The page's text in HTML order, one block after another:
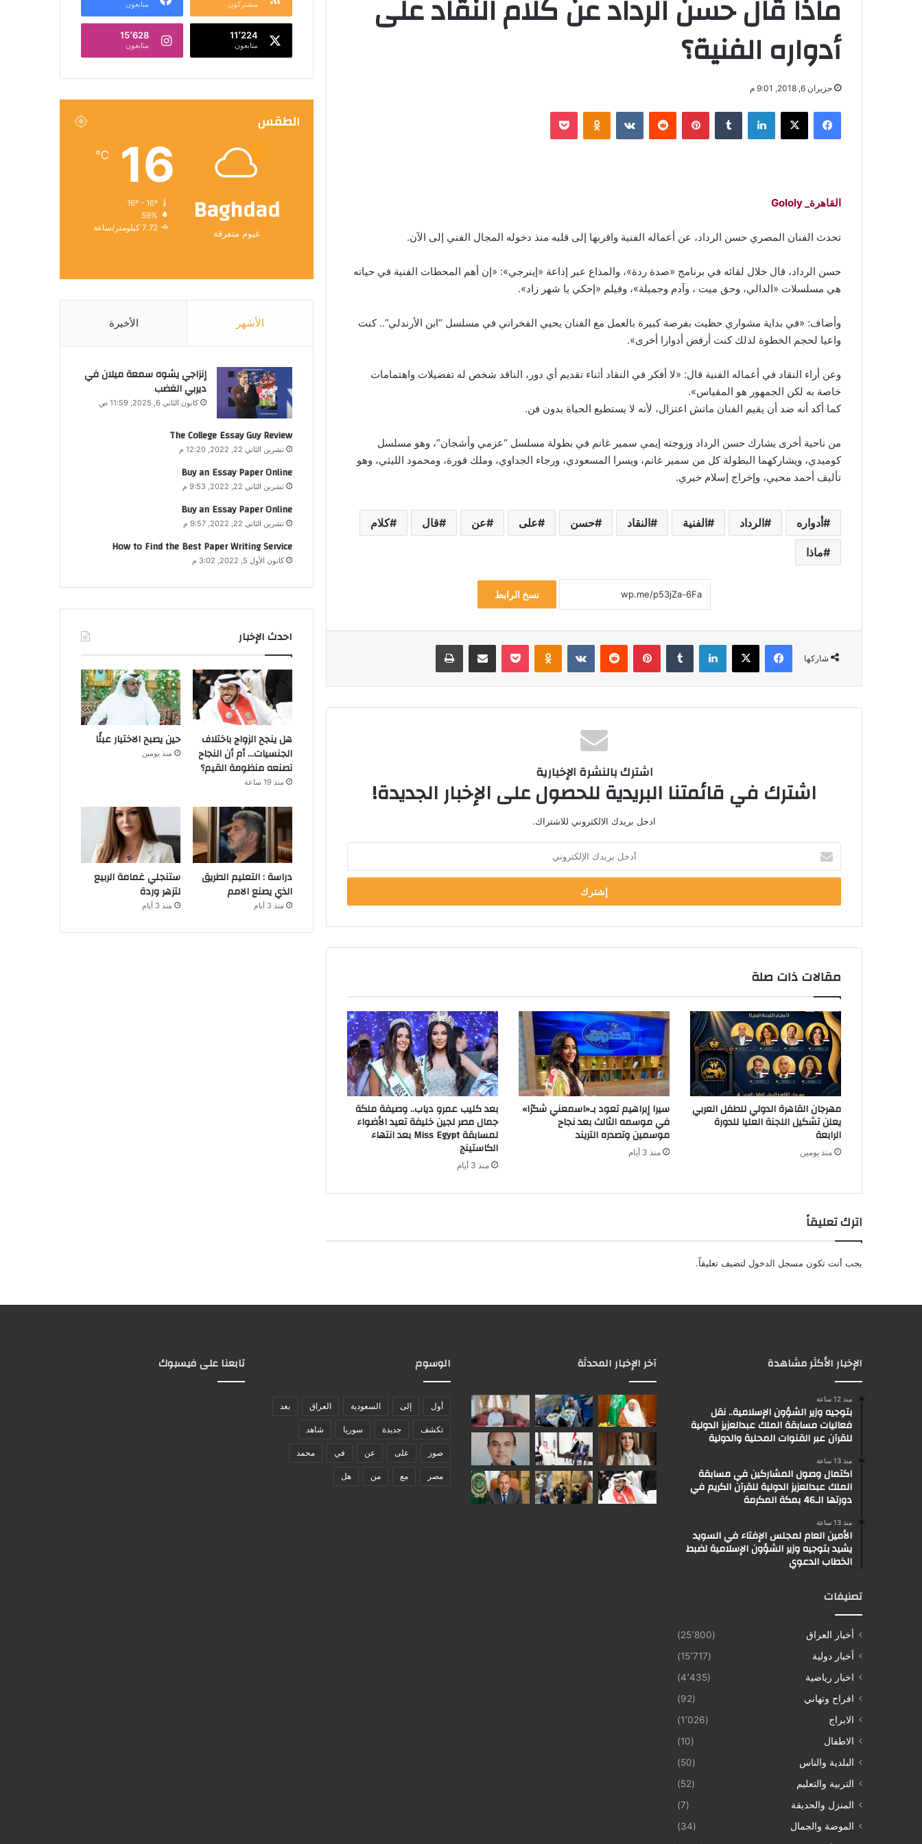
ماذا قال حسن الرداد عن كلام النقاد على
أدواره الفنية؟
حزيران 6, 2018, 9:01 م
فيسبوك لينكدإن بينتيريست
القاهرة_ Gololy
تحدث الفنان المصري حسن الرداد، عن أعماله الفنية واقربها إلى قلبه منذ دخوله المجال الفني إلى الآن.
حسن الرداد، قال خلال لقائه في برنامج «صدة ردة»، والمذاع عبر إذاعة «إينرجي»: «إن أهم المحطات الفنية في حياته
هي مسلسلات «الدالي، وحق ميت ، وآدم وجميلة»، وفيلم «إحكي يا شهر زاد».
وأضاف: «في بداية مشواري حظيت بفرصة كبيرة بالعمل مع الفنان يحيي الفخراني في مسلسل “ابن الأرندلي”.. كنت
واعيا لحجم الخطوة لذلك كنت أرفض أدوارا أخرى».
وعن أراء النقاد في أعماله الفنية قال: «لا أفكر في النقاد أثناء تقديم أي دور، الناقد شخص له تفضيلات واهتمامات
خاصة به لكن الجمهور هو المقياس».
كما أكد أنه ضد أن يقيم الفنان ماتش اعتزال، لأنه لا يستطيع الحياة بدون فن.
من ناحية أخرى يشارك حسن الرداد وزوجته إيمي سمير غانم في بطولة مسلسل “عزمي وأشجان”، وهو مسلسل
كوميدي، ويشاركهما البطولة كل من سمير غانم، ويسرا المسعودي، ورجاء الجداوي، وملك قورة، ومحمود الليثي، وهو
تأليف أحمد محيي، وإخراج إسلام خيري.
أدواره الرداد الفنية النقاد حسن على عن قال كلام
ماذا
نسخ الرابط
شاركها
فيسبوك لينكدإن بينتيريست
اشترك بالنشرة الإخبارية
اشترك في قائمتنا البريدية للحصول على الإخبار الجديدة!
ادخل بريدك الالكتروني للاشتراك.
خ
ب
د
ا
ل
ك
ت
ر
و
ن
ي
مقالات ذات صلة
مهرجان القاهرة الدولي للطفل العربي
يعلن تشكيل اللجنة العليا للدورة
الرابعة
منذ يومين
سيرا إبراهيم تعود بـ«اسمعني شكرًا»
في موسمه الثالث بعد نجاح
موسمين وتصدره التريند
منذ 3 أيام
بعد كليب عمرو دياب.. وصيفة ملكة
جمال مصر لجين خليفة تعيد الأضواء
لمسابقة Miss Egypt بعد انتهاء
الكاستينج
منذ 3 أيام
اترك تعليقاً
يجب أنت تكون مسجل الدخول لتضيف تعليقاً.
مشتركون متابعون
11٬224
متابعون
15٬628
متابعون
الطقس
Baghdad
غيوم متفرقة
16
℃
16º - 16º
59%
7.72 كيلومتر/ساعة
الأشهر الأخيرة
إنزاجي يشوه سمعة ميلان في
ديربي الغضب
كانون الثاني 6, 2025, 11:59 ص
The College Essay Guy Review
تشرين الثاني 22, 2022, 12:20 م
Buy an Essay Paper Online
تشرين الثاني 22, 2022, 9:53 م
Buy an Essay Paper Online
تشرين الثاني 22, 2022, 9:57 م
How to Find the Best Paper Writing Service
كانون الأول 5, 2022, 3:02 م
احدث الإخبار
هل ينجح الزواج باختلاف
الجنسيات… أم أن النجاح
تصنعه منظومة القيم؟
منذ 19 ساعة
حين يصبح الاختيار عبئًا
منذ يومين
دراسة : التعليم الطريق
الذي يصنع الامم
منذ 3 أيام
ستنجلي غمامة الربيع
لتزهر وردة
منذ 3 أيام
الإخبار الأكثر مشاهدة
منذ 12 ساعة
بتوجيه وزير الشؤون الإسلامية.. نقل
فعاليات مسابقة الملك عبدالعزيز الدولية
للقرآن عبر القنوات المحلية والدولية
منذ 13 ساعة
اكتمال وصول المشاركين في مسابقة
الملك عبدالعزيز الدولية للقرآن الكريم في
دورتها الـ46 بمكة المكرمة
منذ 13 ساعة
الأمين العام لمجلس الإفتاء في السويد
يشيد بتوجيه وزير الشؤون الإسلامية لضبط
الخطاب الدعوي
تصنيفات
أخبار العراق
(25٬800)
أخبار دولية
(15٬717)
اخبار رياضية
(4٬435)
افراح وتهاني
(92)
الابراج
(1٬026)
الاطفال
(10)
البلدية والناس
(50)
التربية والتعليم
(52)
المنزل والحديقة
(7)
الموضة والجمال
(34)
آخر الإخبار المحدثة الوسوم
أول إلى السعودية العراق بعد
تكشف جديدة سوريا شاهد
صور على عن في محمد
مصر مع من هل
تابعنا على فيسبوك